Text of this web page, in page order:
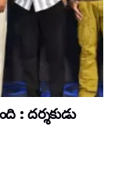
: దర్శకుడు